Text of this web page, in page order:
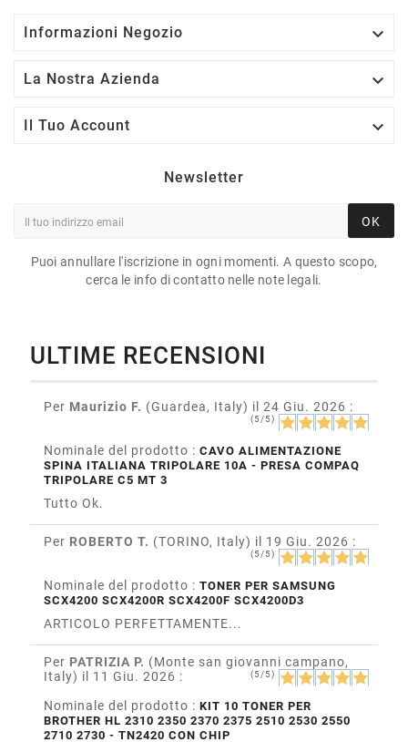
Informazioni Negozio 
La Nostra Azienda 
Il Tuo Account 
Newsletter
OK
Puoi annullare l'iscrizione in ogni momenti. A questo scopo,
cerca le info di contatto nelle note legali.
ULTIME RECENSIONI
Per Maurizio F. (Guardea, Italy) il 24 Giu. 2026 :
(5/5)
Nominale del prodotto : CAVO ALIMENTAZIONE
SPINA ITALIANA TRIPOLARE 10A - PRESA COMPAQ
TRIPOLARE C5 MT 3
Tutto Ok.
Per ROBERTO T. (TORINO, Italy) il 19 Giu. 2026 :
(5/5)
Nominale del prodotto : TONER PER SAMSUNG
SCX4200 SCX4200R SCX4200F SCX4200D3
ARTICOLO PERFETTAMENTE...
Per PATRIZIA P. (Monte san giovanni campano,
Italy) il 11 Giu. 2026 : (5/5)
Nominale del prodotto : KIT 10 TONER PER
BROTHER HL 2310 2350 2370 2375 2510 2530 2550
2710 2730 - TN2420 CON CHIP